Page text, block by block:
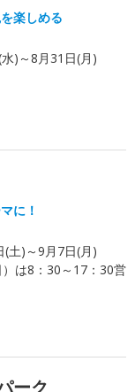
楽しめる
)～8月31日(月)
に！
土)～9月7日(月)
は8：30～17：30営
ーク